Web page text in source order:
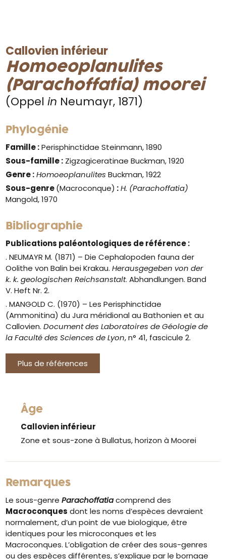
Callovien inférieur
Homoeoplanulites
(Parachoffatia) moorei
(Oppelin Neumayr, 1871)
Phylogénie
Famille :Perisphinctidae Steinmann, 1890
Sous-famille : Zigzagiceratinae Buckman, 1920
Genre: Homoeoplanulites Buckman, 1922
Sous-genre(Macroconque) :H. (Parachoffatia)
Mangold, 1970
Bibliographie
Publications paléontologiques de référence :
. NEUMAYR M. (1871) – Die Cephalopoden fauna der
Oolithe von Balin bei Krakau.Herausgegeben von der
k. k. geologischen Reichsanstalt. Abhandlungen. Band
V. Heft Nr. 2.
. MANGOLD C. (1970) – Les Perisphinctidae
(Ammonitina) du Jura méridional au Bathonien et au
Callovien.Document des Laboratoires de Géologie de
la Faculté des Sciences de Lyon, n° 41, fascicule 2.
Plus de références
Âge
Callovien inférieur
Zone et sous-zone à Bullatus, horizon à Moorei
Remarques
Le sous-genreParachoffatiacomprend des
Macroconques dont les noms d’espèces devraient
normalement, d’un point de vue biologique, être
identiques pour les microconques et les
Macroconques. L’obligation de créer des sous-genres
ou des espèces différentes, s’explique par le bornage